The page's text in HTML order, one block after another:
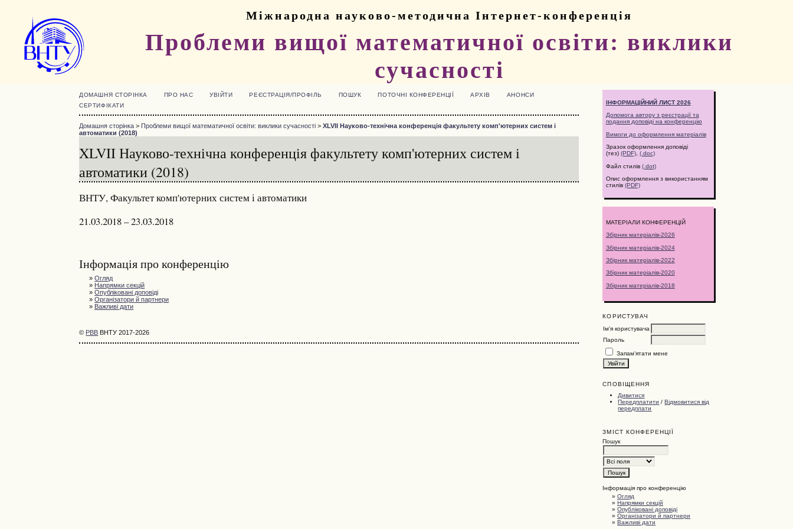
Міжнародна науково-методична Інтернет-конференція
Проблеми вищої математичної освіти: виклики
сучасності
ІНФОРМАЦІЙНИЙ ЛИСТ 2026
Допомога автору з реєстрації та
подання доповіді на конференцію
Вимоги до оформлення матеріалів
Зразок оформлення доповіді
(тез) (PDF), (.doc)
Файл стилів (.dot)
Опис оформлення з використанням
стилів (PDF)
МАТЕРІАЛИ КОНФЕРЕНЦІЙ
Збірник матеріалів-2026
Збірник матеріалів-2024
Збірник матеріалів-2022
Збірник матеріалів-2020
Збірник матеріалів-2018
КОРИСТУВАЧ
Ім'я користувача
Пароль
Запам'ятати мене
СПОВІЩЕННЯ
Дивитися
Передплатити /Відмовитися від
передплати
ЗМІСТ КОНФЕРЕНЦІЇ
Пошук
Інформація про конференцію
»Огляд
»Напрямки секцій
»Опубліковані доповіді
»Організатори й партнери
»Важливі дати
ДОМАШНЯ СТОРІНКА ПРО НАС УВІЙТИ РЕЄСТРАЦІЯ/ПРОФІЛЬ ПОШУК ПОТОЧНІ КОНФЕРЕНЦІЇ АРХІВ
АНОНСИ
СЕРТИФІКАТИ
Домашня сторінка > Проблеми вищої математичної освіти: виклики сучасності >XLVII Науково-технічна конференція факультету комп'ютерних систем і
автоматики (2018)
XLVII Науково-технічна конференція факультету комп'ютерних систем і
автоматики (2018)
ВНТУ, Факультет комп'ютерних систем і автоматики
21.03.2018 – 23.03.2018
Інформація про конференцію
»Огляд
» Напрямки секцій
»Опубліковані доповіді
»Організатори й партнери
» Важливі дати
© РВВ ВНТУ 2017-2026